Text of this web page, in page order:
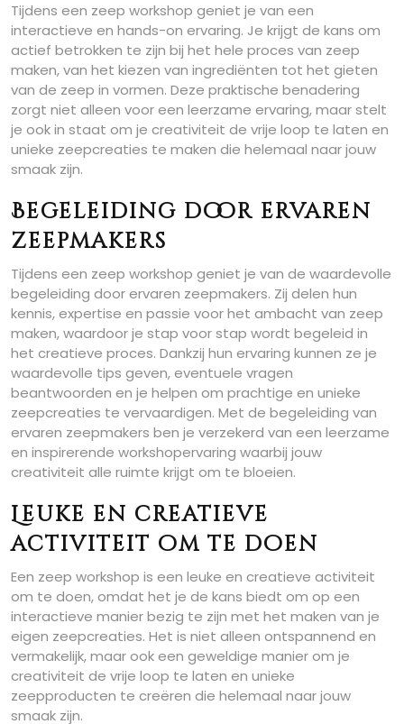
Tijdens een zeep workshop geniet je van een
interactieve en hands-on ervaring. Je krijgt de kans om
actief betrokken te zijn bij het hele proces van zeep
maken, van het kiezen van ingrediënten tot het gieten
van de zeep in vormen. Deze praktische benadering
zorgt niet alleen voor een leerzame ervaring, maar stelt
je ook in staat om je creativiteit de vrije loop te laten en
unieke zeepcreaties te maken die helemaal naar jouw
smaak zijn.
Begeleiding door ervaren
zeepmakers
Tijdens een zeep workshop geniet je van de waardevolle
begeleiding door ervaren zeepmakers. Zij delen hun
kennis, expertise en passie voor het ambacht van zeep
maken, waardoor je stap voor stap wordt begeleid in
het creatieve proces. Dankzij hun ervaring kunnen ze je
waardevolle tips geven, eventuele vragen
beantwoorden en je helpen om prachtige en unieke
zeepcreaties te vervaardigen. Met de begeleiding van
ervaren zeepmakers ben je verzekerd van een leerzame
en inspirerende workshopervaring waarbij jouw
creativiteit alle ruimte krijgt om te bloeien.
Leuke en creatieve
activiteit om te doen
Een zeep workshop is een leuke en creatieve activiteit
om te doen, omdat het je de kans biedt om op een
interactieve manier bezig te zijn met het maken van je
eigen zeepcreaties. Het is niet alleen ontspannend en
vermakelijk, maar ook een geweldige manier om je
creativiteit de vrije loop te laten en unieke
zeepproducten te creëren die helemaal naar jouw
smaak zijn.